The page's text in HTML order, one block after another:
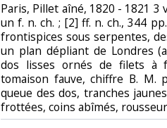
‎Paris, Pillet aîné, 1820 - 1821 3
un f. n. ch. ; [2] ff. n. ch., 344
frontispices sous serpentes,
un plan dépliant de Londres
dos lisses ornés de filets
tomaison fauve, chiffre B. M.
queue des dos, tranches
frottées, coins abîmés,